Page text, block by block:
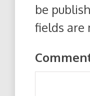
be
fields are